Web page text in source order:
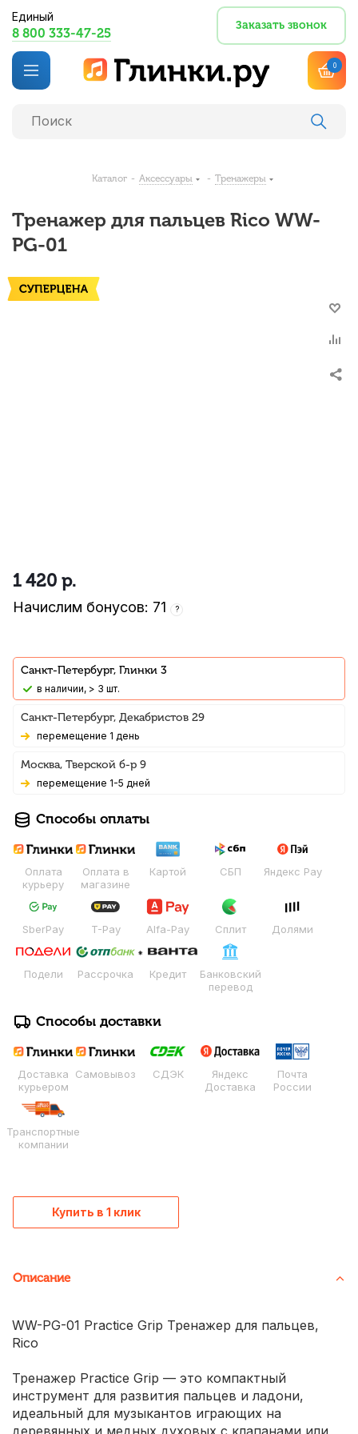
Единый
8 800 333-47-25
Заказать звонок
0
Каталог - Аксессуары - Тренажеры
Тренажер для пальцев Rico WW-
PG-01
1 420 р.
Начислим бонусов: 71 ?
Санкт-Петербург, Глинки 3
В наличии, > 3 шт.
Санкт-Петербург, Декабристов 29
Перемещение 1 день
Москва, Тверской б-р 9
Перемещение 1-5 дней
Способы оплаты
Оплата
курьеру
Оплата в
магазине
Картой СБП Яндекс Pay
SberPay T-Pay Alfa-Pay Сплит Долями
Подели Рассрочка Кредит
Банковский
перевод
Способы доставки
Доставка
курьером
Самовывоз СДЭК
Яндекс
Доставка
Почта
России
Транспортные
компании
Купить в 1 клик
Описание
WW-PG-01 Practice Grip Тренажер для пальцев,
Rico
Тренажер Practice Grip — это компактный
инструмент для развития пальцев и ладони,
идеальный для музыкантов играющих на
деревянных и медных духовых с клапанами или